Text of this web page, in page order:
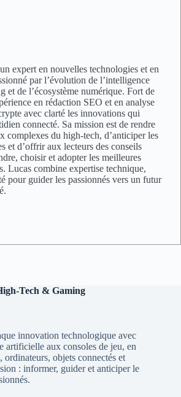
expert en nouvelles technologies et en
par l’évolution de l’intelligence
et de l’écosystème numérique. Fort de
en rédaction SEO et en analyse
avec clarté les innovations qui
connecté. Sa mission est de rendre
complexes du high-tech, d’anticiper les
et d’offrir aux lecteurs des conseils
choisir et adopter les meilleures
Lucas combine expertise technique,
pour guider les passionnés vers un futur
Tech & Gaming
innovation technologique avec
artificielle aux consoles de jeu, en
ordinateurs, objets connectés et
: informer, guider et anticiper le